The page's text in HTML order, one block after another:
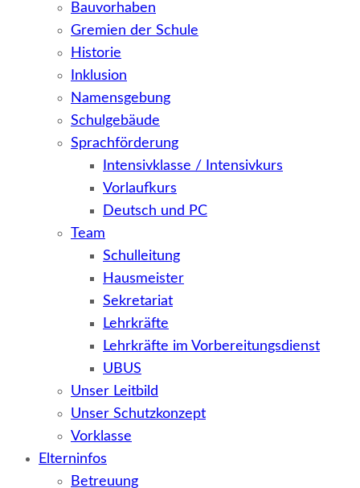
Bauvorhaben
Gremien der Schule
Historie
Inklusion
Namensgebung
Schulgebäude
Sprachförderung
Intensivklasse / Intensivkurs
Vorlaufkurs
Deutsch und PC
Team
Schulleitung
Hausmeister
Sekretariat
Lehrkräfte
Lehrkräfte im Vorbereitungsdienst
UBUS
Unser Leitbild
Unser Schutzkonzept
Vorklasse
Elterninfos
Betreuung